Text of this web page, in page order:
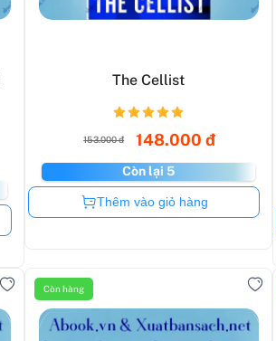
The Cellist
153.000 đ 148.000 đ
Còn lại 5
Còn hàng
Thêm vào giỏ hàng
Còn hàng